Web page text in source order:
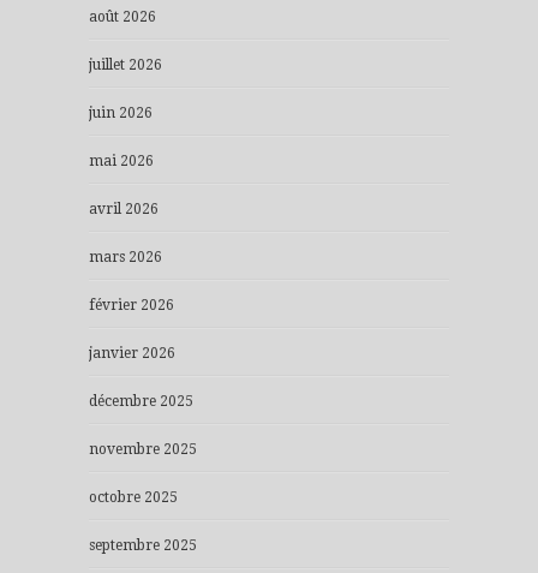
août 2026
juillet 2026
juin 2026
mai 2026
avril 2026
mars 2026
février 2026
janvier 2026
décembre 2025
novembre 2025
octobre 2025
septembre 2025